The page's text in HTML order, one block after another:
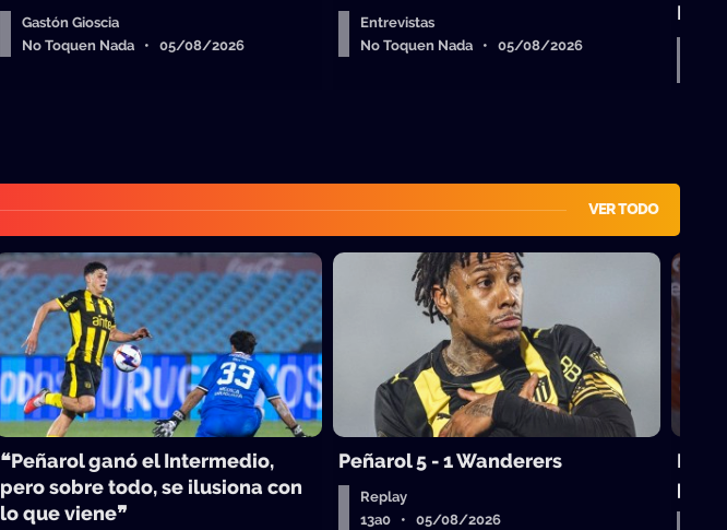
Gastón Gioscia
No Toquen Nada • 05/08/2026
Entrevistas
No Toquen Nada • 05/08/2026
VER TODO
❝Peñarol ganó el Intermedio,
pero sobre todo, se ilusiona con
lo que viene❞
Peñarol 5 - 1 Wanderers
Replay
13a0 • 05/08/2026